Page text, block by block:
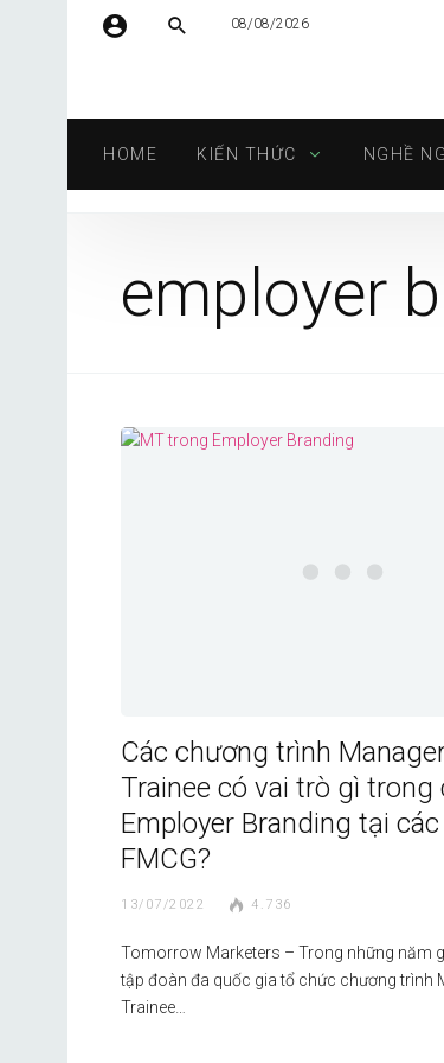
Mật khẩu
Tự động đăng nhập
08/08/2026
HOME KIẾN THỨC NGHỀ
employer
Các chương trình
Trainee có vai trò gì trong
Employer Branding tại
FMCG?
13/07/2022 4.736
Tomorrow Marketers – Trong những năm
tập đoàn đa quốc gia tổ chức chương trình
Trainee…